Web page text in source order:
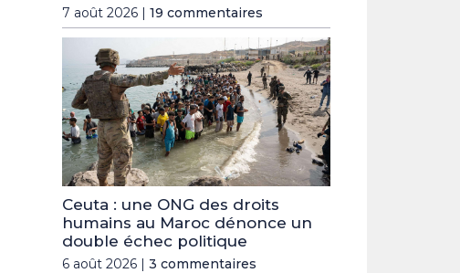
7 août 2026 | 19 commentaires
Ceuta : une ONG des droits
humains au Maroc dénonce un
double échec politique
6 août 2026 | 3 commentaires